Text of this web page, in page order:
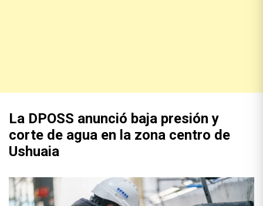
La DPOSS anunció baja presión y
corte de agua en la zona centro de
Ushuaia